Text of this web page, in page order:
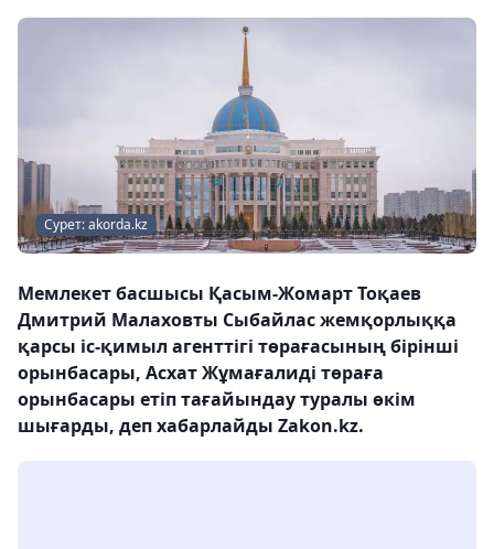
Сурет: akorda.kz
Мемлекет басшысы Қасым-Жомарт Тоқаев
Дмитрий Малаховты Сыбайлас жемқорлыққа
қарсы іс-қимыл агенттігі төрағасының бірінші
орынбасары, Асхат Жұмағалиді төраға
орынбасары етіп тағайындау туралы өкім
шығарды, деп хабарлайды Zakon.kz.